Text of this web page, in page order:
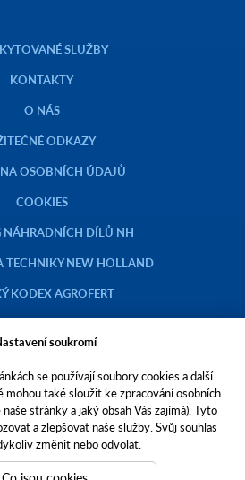
SLUŽBY
KONTAKTY
O NÁS
ODKAZY
OSOBNÍCH ÚDAJŮ
COOKIES
NÁHRADNÍCH DÍLŮ NH
TECHNIKY NEW HOLLAND
KODEX AGROFERT
© 2023 AGROTEC a.s.
společnosti AGROTEC a. s., se sídlem v
74, PSČ 69301, IČO 00544957,
soudem v Brně, oddíl B, vložka 138.
je členem koncernu AGROFERT řízeného
soukromí
se používají soubory cookies a další
také sloužit ke zpracování osobních
stránky a jaký obsah Vás zajímá). Tyto
a zlepšovat naše služby. Svůj souhlas
změnit nebo odvolat.